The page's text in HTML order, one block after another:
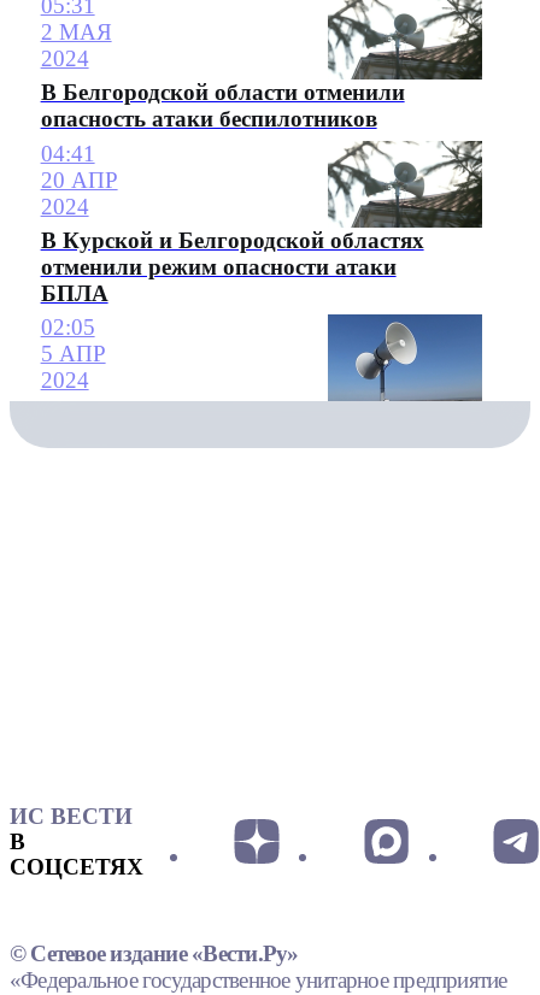
05:31
2 МАЯ
2024
В Белгородской области отменили
опасность атаки беспилотников
04:41
20 АПР
2024
В Курской и Белгородской областях
отменили режим опасности атаки
БПЛА
02:05
5 АПР
2024
ИС ВЕСТИ
В
СОЦСЕТЯХ
© Сетевое издание «Вести.Ру»
«Федеральное государственное унитарное предприятие